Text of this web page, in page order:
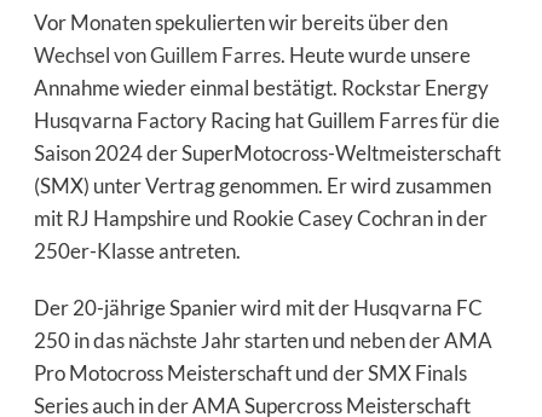
Vor Monaten spekulierten wir bereits über den
Wechsel von Guillem Farres. Heute wurde unsere
Annahme wieder einmal bestätigt. Rockstar Energy
Husqvarna Factory Racing hat Guillem Farres für die
Saison 2024 der SuperMotocross-Weltmeisterschaft
(SMX) unter Vertrag genommen. Er wird zusammen
mit RJ Hampshire und Rookie Casey Cochran in der
250er-Klasse antreten.
Der 20-jährige Spanier wird mit der Husqvarna FC
250 in das nächste Jahr starten und neben der AMA
Pro Motocross Meisterschaft und der SMX Finals
Series auch in der AMA Supercross Meisterschaft